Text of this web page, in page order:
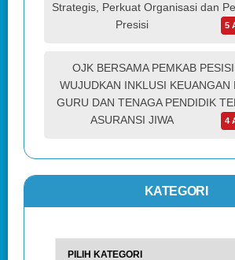
Strategis, Perkuat Organisasi dan
Presisi
5
OJK BERSAMA PEMKAB
WUJUDKAN INKLUSI KEUANGAN
GURU DAN TENAGA PENDIDIK
ASURANSI JIWA
4
KATEGORI